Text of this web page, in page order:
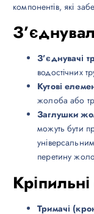
компонентів, які
З’єднувачі
водостічних
Кутові
жолоба або
Заглушки
можуть бути
перетину
Тримачі